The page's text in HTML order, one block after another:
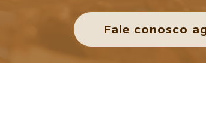
Fale conosco